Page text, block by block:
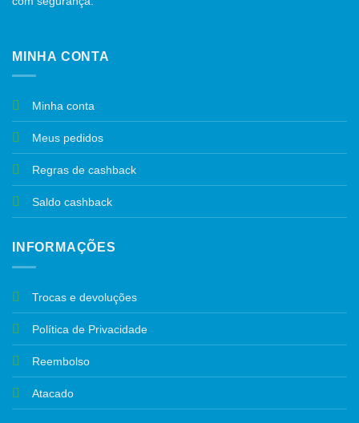
MINHA CONTA
Minha conta
Meus pedidos
Regras de cashback
Saldo cashback
INFORMAÇÕES
Trocas e devoluções
Política de Privacidade
Reembolso
Atacado